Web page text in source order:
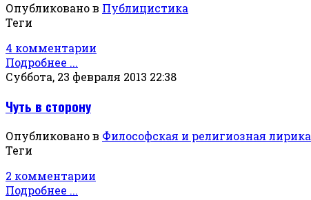
Опубликовано в Публицистика
Теги
4 комментарии
Подробнее ...
Суббота, 23 февраля 2013 22:38
Чуть в сторону
Опубликовано в Философская и религиозная лирика
Теги
2 комментарии
Подробнее ...